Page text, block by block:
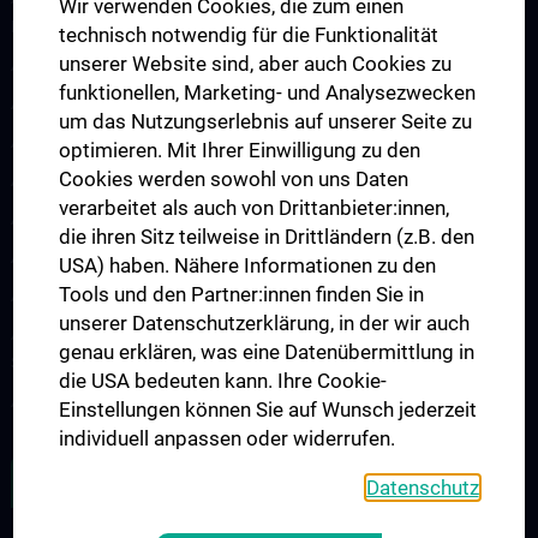
Demenzerkrankungen
Arbeitsgruppe Epilepsie
Arbeitsgruppe für Idiopathische intrakranielle Hypertension (IIH)
Arbeitsgruppe für Neurogenetik
Arbeitsgruppe für Neuroimmunologie
Arbeitsgruppe für Neuromuskuläre Erkrankungen
Arbeitsgruppe für Neuroonkologie
Arbeitsgruppe Neuropsychologie
Arbeitsgruppe für Schlafstörungen und schlafassoziierte
Störungen
Arbeitsgruppe für Schwindel- und Gleichgewichtsstörungen
Wir verwenden Cookies, die zum einen
technisch notwendig für die Funktionalität
unserer Website sind, aber auch Cookies zu
funktionellen, Marketing- und Analysezwecken
um das Nutzungserlebnis auf unserer Seite zu
optimieren. Mit Ihrer Einwilligung zu den
Cookies werden sowohl von uns Daten
verarbeitet als auch von Drittanbieter:innen,
die ihren Sitz teilweise in Drittländern (z.B. den
USA) haben. Nähere Informationen zu den
Tools und den Partner:innen finden Sie in
unserer Datenschutzerklärung, in der wir auch
genau erklären, was eine Datenübermittlung in
die USA bedeuten kann. Ihre Cookie-
Einstellungen können Sie auf Wunsch jederzeit
individuell anpassen oder widerrufen.
Datenschutz